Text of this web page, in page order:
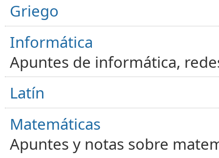
Griego
Informática
Apuntes de informática,
Latín
Matemáticas
Apuntes y notas sobre